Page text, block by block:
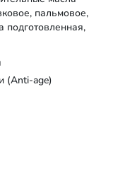
пальмовое,
подготовленная,
масло
масло
эфирные масла
шалфея, экстракты:
(Anti-age)